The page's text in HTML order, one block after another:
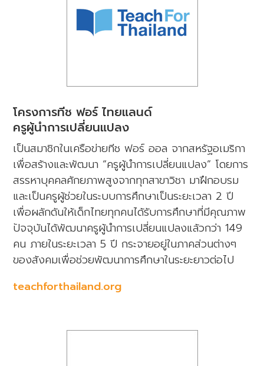
โครงการทีช ฟอร์ ไทยแลนด์
ครูผู้นำการเปลี่ยนแปลง
เป็นสมาชิกในเครือข่ายทีช ฟอร์ ออล จากสหรัฐอเมริกา
เพื่อสร้างและพัฒนา “ครูผู้นำการเปลี่ยนแปลง” โดยการ
สรรหาบุคคลศักยภาพสูงจากทุกสาขาวิชา มาฝึกอบรม
และเป็นครูผู้ช่วยในระบบการศึกษาเป็นระยะเวลา 2 ปี
เพื่อผลักดันให้เด็กไทยทุกคนได้รับการศึกษาที่มีคุณภาพ
ปัจจุบันได้พัฒนาครูผู้นำการเปลี่ยนแปลงแล้วกว่า 149
คน ภายในระยะเวลา 5 ปี กระจายอยู่ในภาคส่วนต่างๆ
ของสังคมเพื่อช่วยพัฒนาการศึกษาในระยะยาวต่อไป
teachforthailand.org